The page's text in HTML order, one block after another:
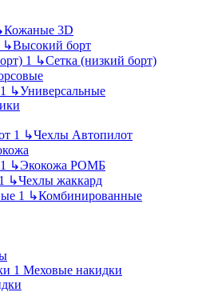
Кожаные 3D
↳Высокий борт
↳Сетка (низкий борт)
↳Универсальные
↳Чехлы Автопилот
↳Экокожа РОМБ
↳Чехлы жаккард
↳Комбинированные
Меховые накидки